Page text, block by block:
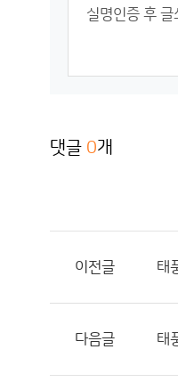
댓글 0개
이전글 태
다음글 태